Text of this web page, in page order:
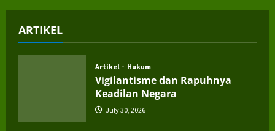
ARTIKEL
Artikel Hukum
Vigilantisme dan Rapuhnya
Keadilan Negara
July 30, 2026